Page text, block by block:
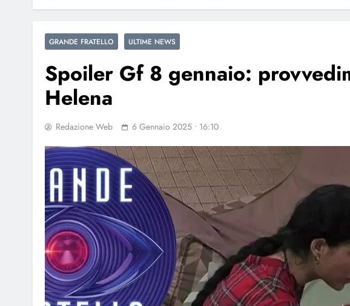
GRANDE FRATELLO ULTIME NEWS
Spoiler Gf 8 gennaio:
Helena
Redazione Web 6 Gennaio 2025 • 16:10